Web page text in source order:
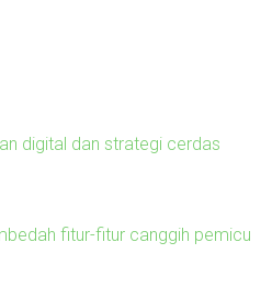
digital dan strategi cerdas
fitur-fitur canggih pemicu